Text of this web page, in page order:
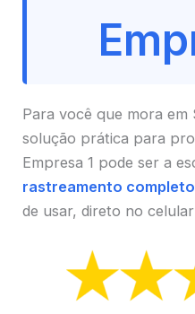
Para você que mora em
solução prática para
Empresa 1 pode ser a
rastreamento
de usar, direto no celular